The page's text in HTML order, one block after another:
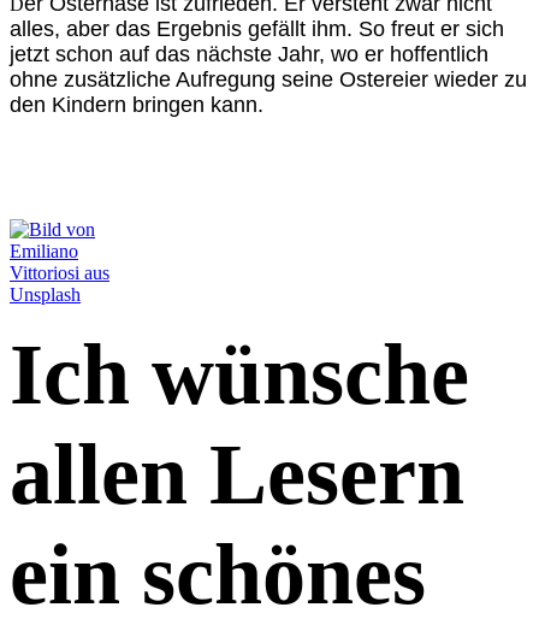
D
alles, aber das Ergebnis gefällt ihm. So freut er sich
jetzt schon auf das nächste Jahr, wo er hoffentlich
ohne zusätzliche Aufregung seine Ostereier wieder zu
den Kindern bringen kann.
Ich wünsche
allen Lesern
ein schönes